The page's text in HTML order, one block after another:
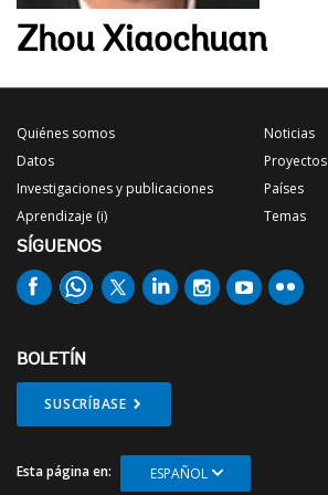
Zhou Xiaochuan
Quiénes somos
Datos
Investigaciones y publicaciones
Aprendizaje (i)
Noticias
Proyectos
Países
Temas
SÍGUENOS
BOLETÍN
SUSCRÍBASE
Esta página en: ESPAÑOL